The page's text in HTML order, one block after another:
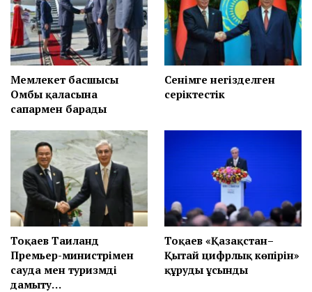
Мемлекет басшысы
Омбы қаласына
сапармен барады
Сенімге негізделген
серіктестік
Тоқаев Таиланд
Премьер-министрімен
сауда мен туризмді
дамыту…
Тоқаев «Қазақстан–
Қытай цифрлық көпірін»
құруды ұсынды